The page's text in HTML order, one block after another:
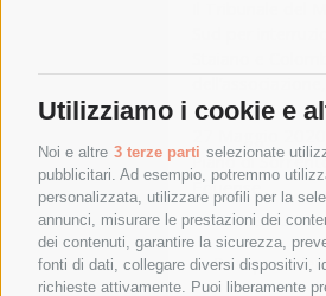
Utilizziamo i cookie e
Noi e altre 3 terze parti selezionate
pubblicitari. Ad esempio, potremmo
personalizzata, utilizzare profili per la
annunci, misurare le prestazioni dei
dei contenuti, garantire la sicurezza,
fonti di dati, collegare diversi dispositivi,
richieste attivamente. Puoi liberamente
Piano di
Equense
←Post